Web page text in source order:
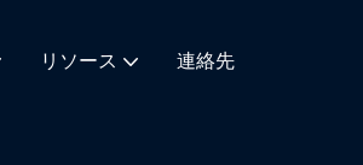
リソース 連絡先